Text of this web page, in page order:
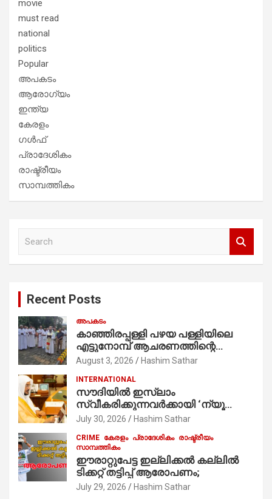
movie
must read
national
politics
Popular
അപകടം
ആരോഗ്യം
ഇന്ത്യ
കേരളം
ഗൾഫ്
പ്രാദേശികം
രാഷ്ട്രീയം
സാമ്പത്തികം
Recent Posts
അപകടം
കാഞ്ഞിരപ്പള്ളി പഴയ പള്ളിയിലെ
എട്ടുനോമ്പ് ആചരണത്തിന്റെ
ഭാഗമായുള്ള പന്തലിന്റെ കാൽനാട്ട്
കുര്യൻ താമരശ്ശേരി
നിർവഹിക്കുന്നു.
August 3, 2026 Hashim Sathar
INTERNATIONAL
സൗദിയില്‍ ഇസ്‌ലാം
സ്വീകരിക്കുന്നവര്‍ക്കായി ‘ന്യൂ
മുസ്ലിം’ ഡിജിറ്റല്‍ കാര്‍ഡ് സേവനം
July 30, 2026 Hashim Sathar
CRIME കേരളം പ്രാദേശികം രാഷ്ട്രീയം
സാമ്പത്തികം
ഈരാറ്റുപേട്ട ഇല്ലിക്കൽ കല്ലിൽ
ടിക്കറ്റ് തട്ടിപ്പ് ആരോപണം;
July 29, 2026 Hashim Sathar